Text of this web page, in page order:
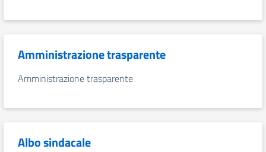
Amministrazione trasparente
Amministrazione trasparente
Albo sindacale